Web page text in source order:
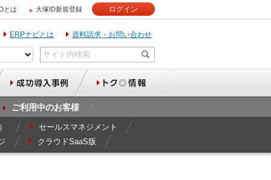
とは 大塚ID新規登録 ログイン
ERPナビとは 資料請求・お問い合わせ
ご利用中のお客様
セールスマネジメント
クラウドSaaS版